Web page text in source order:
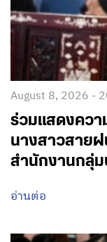
August 8, 2026 -
ร่วมแสดงควา
นางสาวสายฝ
สำนักงานกลุ่ม
อ่านต่อ